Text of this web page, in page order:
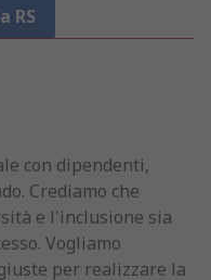
RS
con dipendenti,
Crediamo che
e l'inclusione sia
Vogliamo
per realizzare la